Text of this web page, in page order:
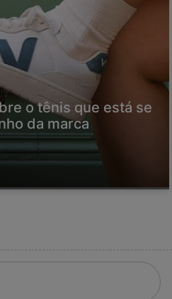
o tênis que está se
da marca